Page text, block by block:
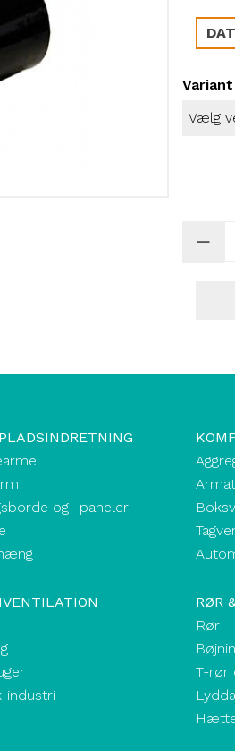
Variant
og -paneler
industri
RØR
Rør
T-rør